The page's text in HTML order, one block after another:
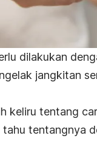
dilakukan
jangkitan
keliru tentang
tentangnya